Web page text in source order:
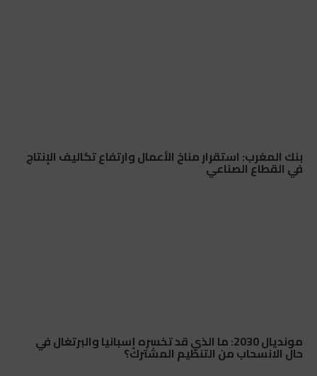
بنك المغرب: استقرار مناخ الأعمال وارتفاع تكاليف الإنتاج
في القطاع الصناعي
مونديال 2030: ما الذي قد تخسره إسبانيا والبرتغال في
حال الانسحاب من التنظيم المشترك؟